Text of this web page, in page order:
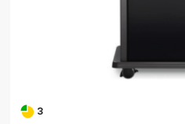
3